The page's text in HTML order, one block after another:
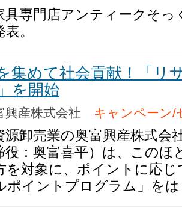
具専門店アンティークそ
。
集めて社会貢献！「リ
を開始
興産株式会社 キャンペーン/
源卸売業の奥富興産株式会
役：奥富喜平）は、このほ
を対象に、ポイントに応
ポイントプログラム」を